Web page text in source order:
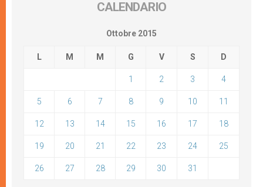
CALENDARIO
Ottobre 2015
L M M G V S D
1 2 3 4
5 6 7 8 9 10 11
12 13 14 15 16 17 18
19 20 21 22 23 24 25
26 27 28 29 30 31